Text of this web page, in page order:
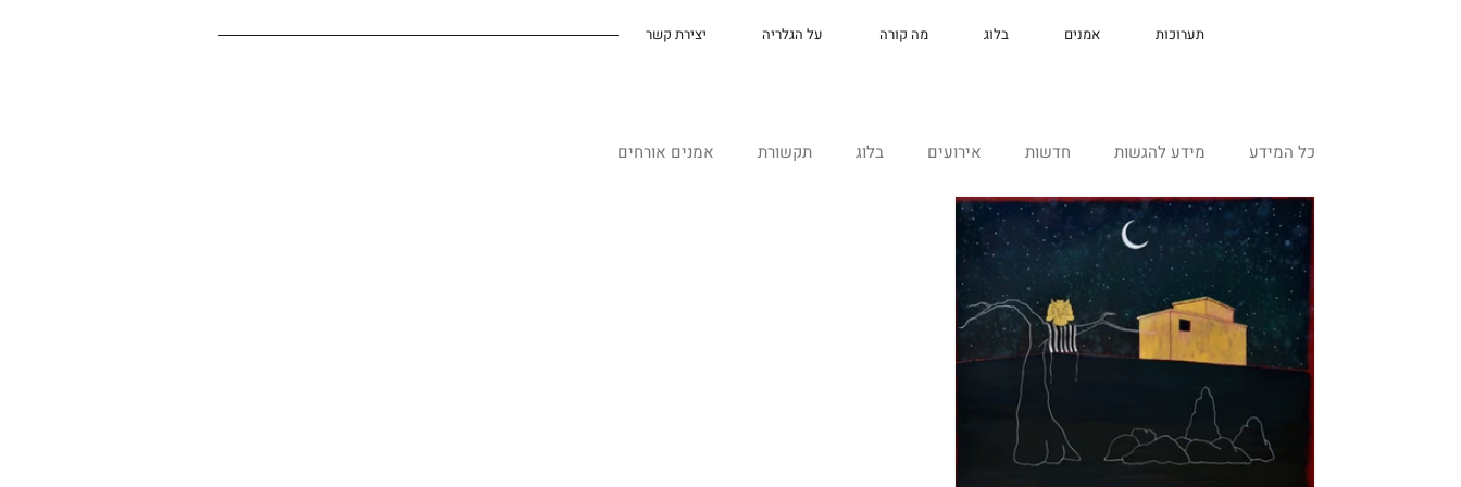
תערוכות אמנים בלוג מה קורה על הגלריה יצירת קשר
על הגלריה כל המידע מידע להגשות חדשות אירועים בלוג תקשורת אמנים אורחים